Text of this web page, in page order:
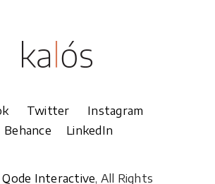
Twitter Instagram
Behance
LinkedIn
Qode Interactive, All Rights